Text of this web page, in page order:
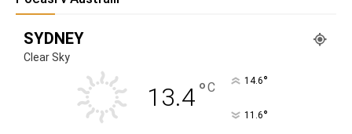
SYDNEY
Clear Sky
13.4°C 14.6°
11.6°